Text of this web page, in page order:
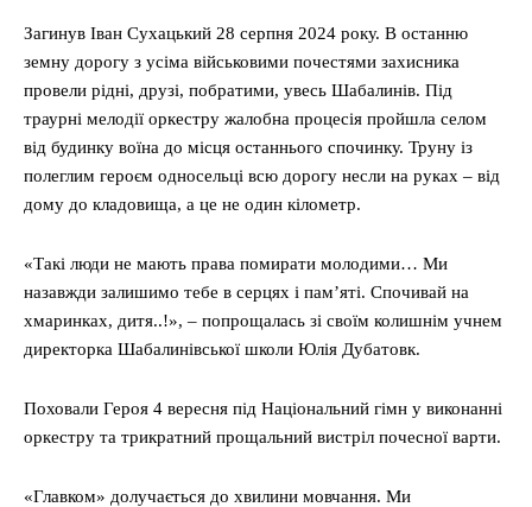
Загинув Іван Сухацький 28 серпня 2024 року. В останню
земну дорогу з усіма військовими почестями захисника
провели рідні, друзі, побратими, увесь Шабалинів. Під
траурні мелодії оркестру жалобна процесія пройшла селом
від будинку воїна до місця останнього спочинку. Труну із
полеглим героєм односельці всю дорогу несли на руках – від
дому до кладовища, а це не один кілометр.
«Такі люди не мають права помирати молодими… Ми
назавжди залишимо тебе в серцях і пам’яті. Спочивай на
хмаринках, дитя..!», – попрощалась зі своїм колишнім учнем
директорка Шабалинівської школи Юлія Дубатовк.
Поховали Героя 4 вересня під Національний гімн у виконанні
оркестру та трикратний прощальний вистріл почесної варти.
«Главком» долучається до хвилини мовчання. Ми